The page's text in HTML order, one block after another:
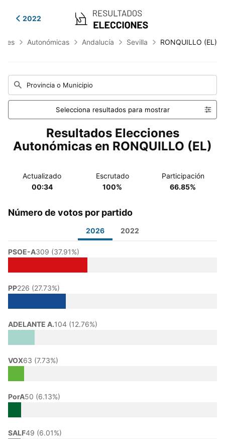
2022
Autonómicas Andalucía Sevilla RONQUILLO (EL)
Provincia o Municipio
Selecciona resultados para mostrar
Resultados Elecciones
Autonómicas en RONQUILLO (EL)
Actualizado
00:34
Escrutado
100%
Participación
66.85%
Número de votos por partido
2026 2022
PSOE-A309 (37.91%)
PP226 (27.73%)
ADELANTE A.104 (12.76%)
VOX63 (7.73%)
PorA50 (6.13%)
SALF49 (6.01%)